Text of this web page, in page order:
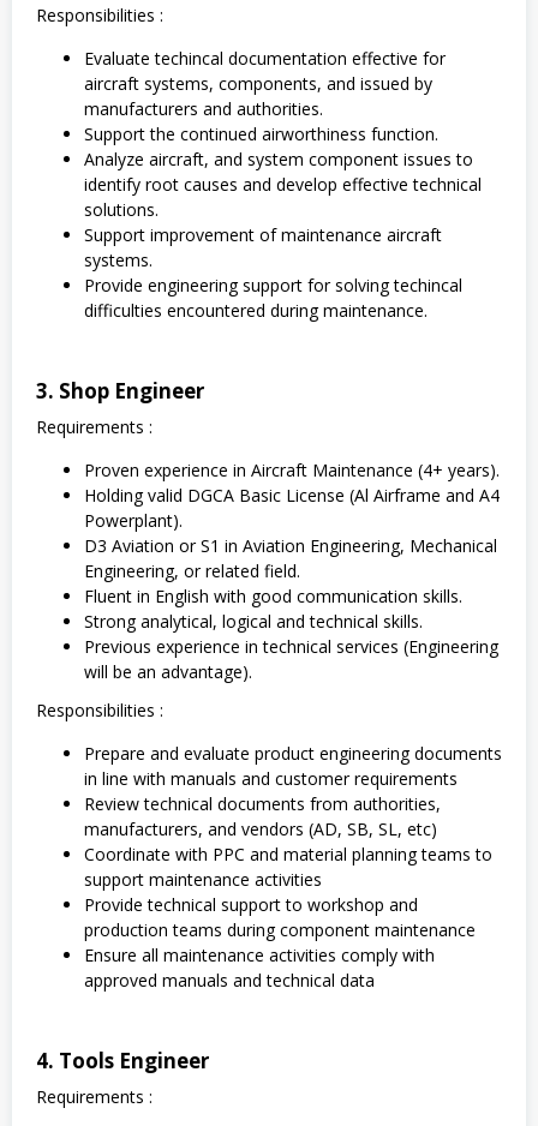
Responsibilities :
Evaluate techincal documentation effective for
aircraft systems, components, and issued by
manufacturers and authorities.
Support the continued airworthiness function.
Analyze aircraft, and system component issues to
identify root causes and develop effective technical
solutions.
Support improvement of maintenance aircraft
systems.
Provide engineering support for solving techincal
difficulties encountered during maintenance.
3. Shop Engineer
Requirements :
Proven experience in Aircraft Maintenance (4+ years).
Holding valid DGCA Basic License (Al Airframe and A4
Powerplant).
D3 Aviation or S1 in Aviation Engineering, Mechanical
Engineering, or related field.
Fluent in English with good communication skills.
Strong analytical, logical and technical skills.
Previous experience in technical services (Engineering
will be an advantage).
Responsibilities :
Prepare and evaluate product engineering documents
in line with manuals and customer requirements
Review technical documents from authorities,
manufacturers, and vendors (AD, SB, SL, etc)
Coordinate with PPC and material planning teams to
support maintenance activities
Provide technical support to workshop and
production teams during component maintenance
Ensure all maintenance activities comply with
approved manuals and technical data
4. Tools Engineer
Requirements :